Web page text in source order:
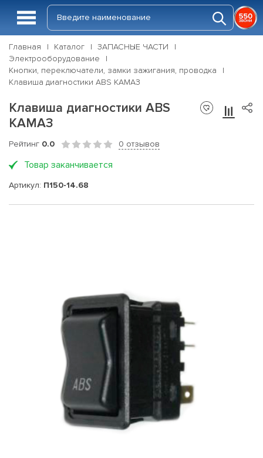
Главная Каталог
ЗАПАСНЫЕ ЧАСТИ
Электрооборудование
Кнопки, переключатели, замки зажигания, проводка
Клавиша диагностики ABS КАМАЗ
Клавиша диагностики ABS
КАМАЗ
Рейтинг 0.0 0 отзывов
Товар заканчивается
Артикул: П150-14.68